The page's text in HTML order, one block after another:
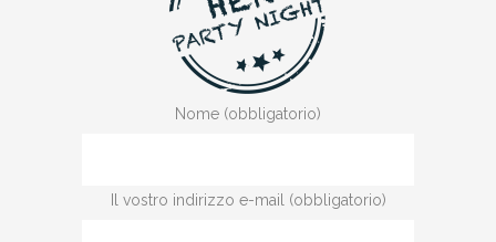
Nome (obbligatorio)
Il vostro indirizzo e-mail (obbligatorio)